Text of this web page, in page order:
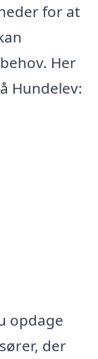
for at
Her
Hundelev:
opdage
der